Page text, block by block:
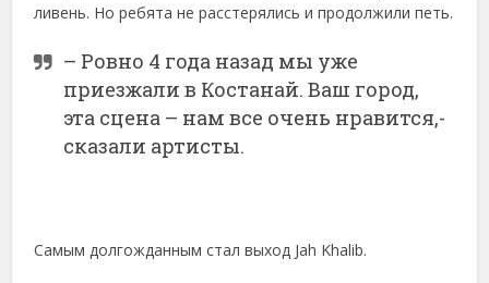
ливень. Но ребята не расстерялись и продолжили петь.
– Ровно 4 года назад мы уже
приезжали в Костанай. Ваш город,
эта сцена – нам все очень нравится,-
сказали артисты.
Самым долгожданным стал выход Jah Khalib.